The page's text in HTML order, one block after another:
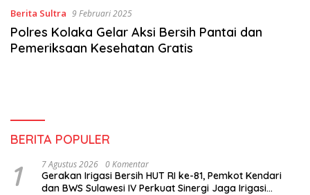
Berita Sultra 9 Februari 2025
Polres Kolaka Gelar Aksi Bersih Pantai dan
Pemeriksaan Kesehatan Gratis
BERITA POPULER
1 7 Agustus 2026 0 Komentar
Gerakan Irigasi Bersih HUT RI ke-81, Pemkot Kendari
dan BWS Sulawesi IV Perkuat Sinergi Jaga Irigasi